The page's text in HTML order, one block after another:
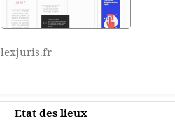
lexjuris.fr
Etat des lieux